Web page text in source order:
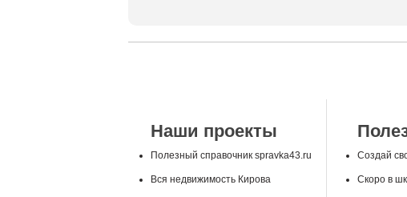
Наши проекты
Полезный справочник spravka43.ru
Вся недвижимость Кирова
Создай
Скоро в